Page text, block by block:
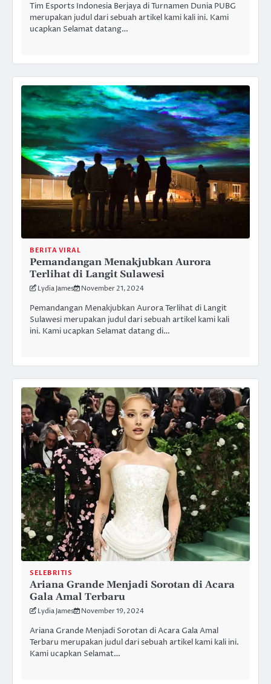
Tim Esports Indonesia Berjaya di Turnamen Dunia PUBG
merupakan judul dari sebuah artikel kami kali ini. Kami
ucapkan Selamat datang…
BERITA VIRAL
Pemandangan Menakjubkan Aurora
Terlihat di Langit Sulawesi
Lydia James November 21, 2024
Pemandangan Menakjubkan Aurora Terlihat di Langit
Sulawesi merupakan judul dari sebuah artikel kami kali
ini. Kami ucapkan Selamat datang di…
SELEBRITIS
Ariana Grande Menjadi Sorotan di Acara
Gala Amal Terbaru
Lydia James November 19, 2024
Ariana Grande Menjadi Sorotan di Acara Gala Amal
Terbaru merupakan judul dari sebuah artikel kami kali ini.
Kami ucapkan Selamat…